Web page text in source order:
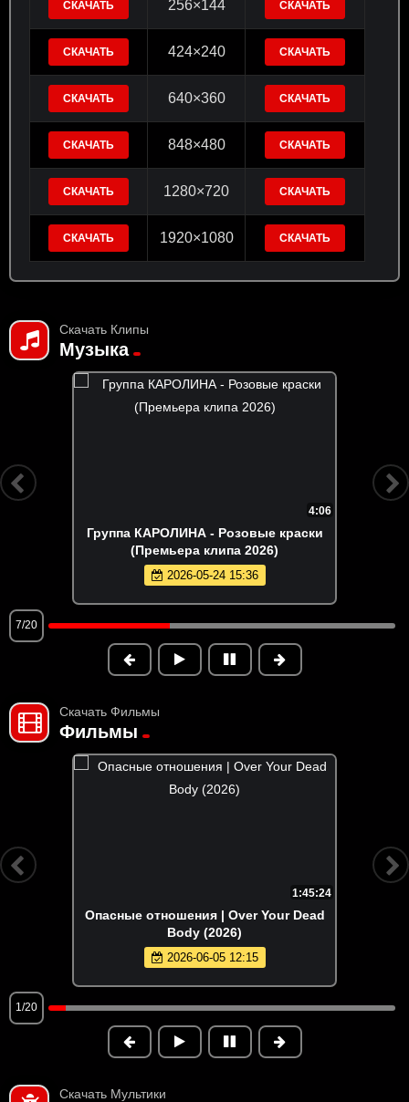
СКАЧАТЬ 256×144 СКАЧАТЬ
СКАЧАТЬ 424×240 СКАЧАТЬ
СКАЧАТЬ 640×360 СКАЧАТЬ
СКАЧАТЬ 848×480 СКАЧАТЬ
СКАЧАТЬ 1280×720 СКАЧАТЬ
СКАЧАТЬ 1920×1080 СКАЧАТЬ
Скачать Клипы
Музыка
4:06
Группа КАРОЛИНА - Розовые краски
(Премьера клипа 2026)
2026-05-24 15:36
7/20
Скачать Фильмы
Фильмы
1:45:24
Опасные отношения | Over Your Dead
Body (2026)
2026-06-05 12:15
1/20
Скачать Мультики